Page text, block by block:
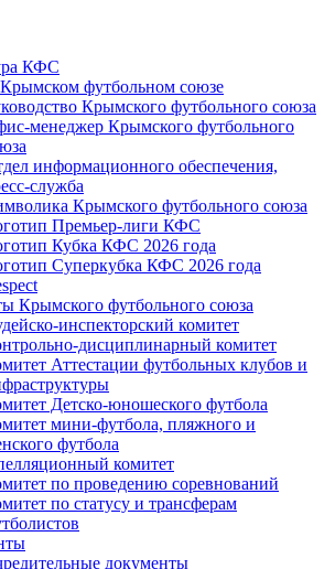
КФС
футбольном союзе
Крымского футбольного союза
менеджер Крымского футбольного
информационного обеспечения,
служба
Крымского футбольного союза
Премьер-лиги КФС
Кубка КФС 2026 года
Суперкубка КФС 2026 года
Крымского футбольного союза
инспекторский комитет
дисциплинарный комитет
Аттестации футбольных клубов и
Детско-юношеского футбола
мини-футбола, пляжного и
футбола
комитет
по проведению соревнований
по статусу и трансферам
документы